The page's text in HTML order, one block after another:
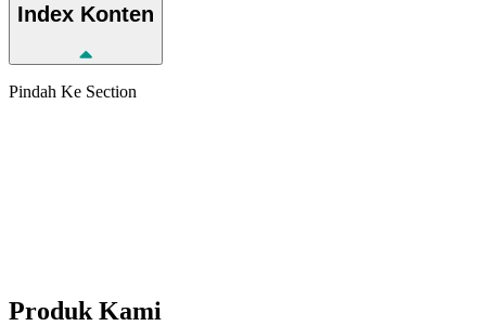
Index Konten
Pindah Ke Section
Produk Kami